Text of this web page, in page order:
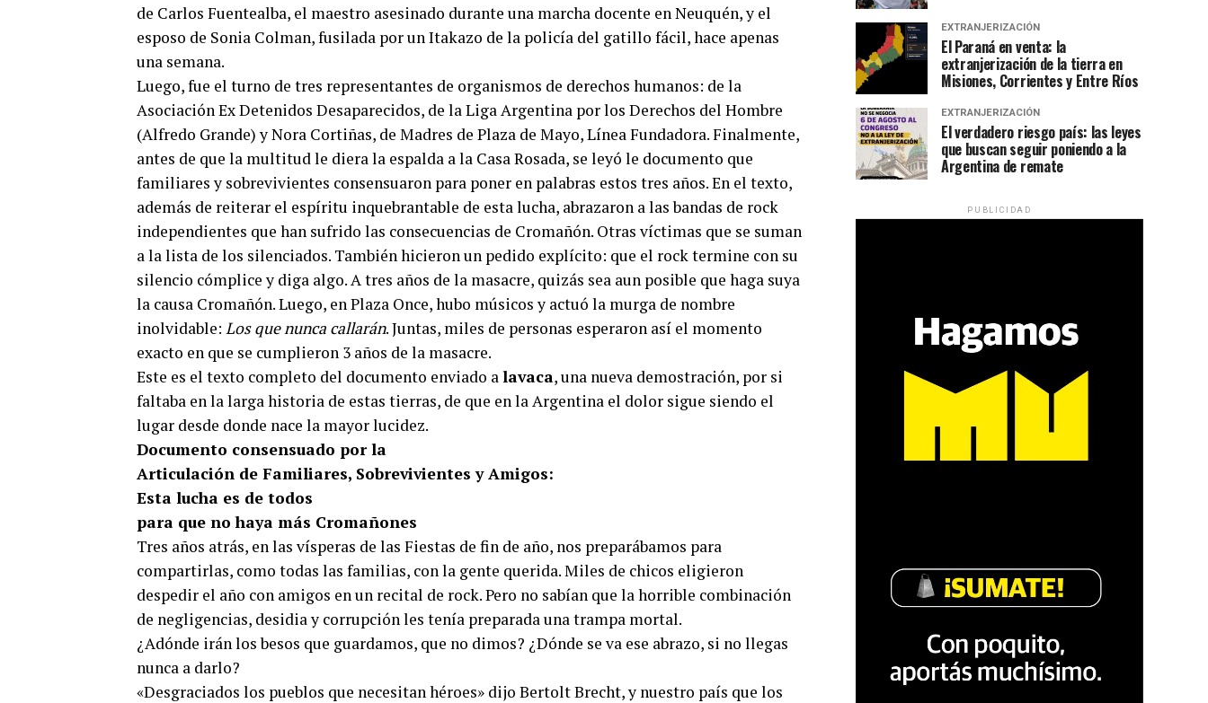
de Carlos Fuentealba, el maestro asesinado durante una marcha docente en Neuquén, y el
esposo de Sonia Colman, fusilada por un Itakazo de la policía del gatillo fácil, hace apenas
una semana.
Luego, fue el turno de tres representantes de organismos de derechos humanos: de la
Asociación Ex Detenidos Desaparecidos, de la Liga Argentina por los Derechos del Hombre
(Alfredo Grande) y Nora Cortiñas, de Madres de Plaza de Mayo, Línea Fundadora. Finalmente,
antes de que la multitud le diera la espalda a la Casa Rosada, se leyó le documento que
familiares y sobrevivientes consensuaron para poner en palabras estos tres años. En el texto,
además de reiterar el espíritu inquebrantable de esta lucha, abrazaron a las bandas de rock
independientes que han sufrido las consecuencias de Cromañón. Otras víctimas que se suman
a la lista de los silenciados. También hicieron un pedido explícito: que el rock termine con su
silencio cómplice y diga algo. A tres años de la masacre, quizás sea aun posible que haga suya
la causa Cromañón. Luego, en Plaza Once, hubo músicos y actuó la murga de nombre
inolvidable: Los que nunca callarán. Juntas, miles de personas esperaron así el momento
exacto en que se cumplieron 3 años de la masacre.
Este es el texto completo del documento enviado alavaca, una nueva demostración, por si
faltaba en la larga historia de estas tierras, de que en la Argentina el dolor sigue siendo el
lugar desde donde nace la mayor lucidez.
Documento consensuado por la
Articulación de Familiares, Sobrevivientes y Amigos:
Esta lucha es de todos
para que no haya más Cromañones
Tres años atrás, en las vísperas de las Fiestas de fin de año, nos preparábamos para
compartirlas, como todas las familias, con la gente querida. Miles de chicos eligieron
despedir el año con amigos en un recital de rock. Pero no sabían que la horrible combinación
de negligencias, desidia y corrupción les tenía preparada una trampa mortal.
¿Adónde irán los besos que guardamos, que no dimos? ¿Dónde se va ese abrazo, si no llegas
nunca a darlo?
«Desgraciados los pueblos que necesitan héroes» dijo Bertolt Brecht, y nuestro país que los
EXTRANJERIZACIÓN
El Paraná en venta: la
extranjerización de la tierra en
Misiones, Corrientes y Entre Ríos
EXTRANJERIZACIÓN
El verdadero riesgo país: las leyes
que buscan seguir poniendo a la
Argentina de remate
PUBLICIDAD